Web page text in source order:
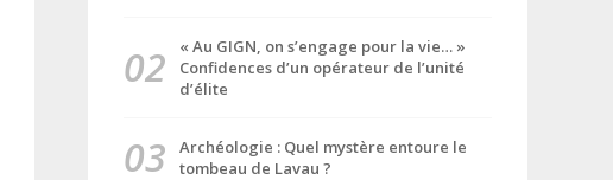
« Au GIGN, on s’engage pour la vie… »
Confidences d’un opérateur de l’unité
d’élite
Archéologie : Quel mystère entoure le
tombeau de Lavau ?